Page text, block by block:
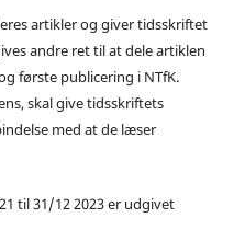
artikler og giver tidsskriftet
andre ret til at dele artiklen
første publicering i NTfK.
skal give tidsskriftets
med at de læser
til 31/12 2023 er udgivet